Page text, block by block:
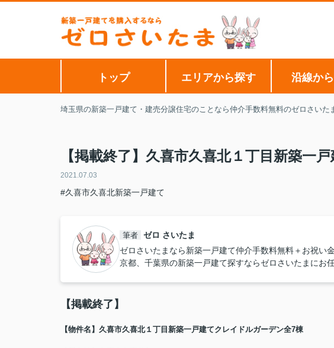
トップ エリアから探す 沿線か
埼玉県の新築一戸建て・建売分譲住宅のことなら仲介手数料無料のゼロさいた
【掲載終了】久喜市久喜北１丁目新築一
2021.07.03
#久喜市久喜北新築一戸建て
筆者 ゼロ さいたま
ゼロさいたまなら新築一戸建て仲介手数料無料＋お祝い
京都、千葉県の新築一戸建て探すならゼロさいたまにお任
【掲載終了】
【物件名】久喜市久喜北１丁目新築一戸建てクレイドルガーデン全7棟